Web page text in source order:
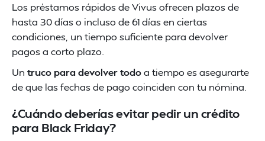
Los préstamos rápidos de Vivus ofrecen plazos de
hasta 30 días o incluso de 61 días en ciertas
condiciones, un tiempo suficiente para devolver
pagos a corto plazo.
Un truco para devolver todoa tiempo es asegurarte
de que las fechas de pago coinciden con tu nómina.
¿Cuándo deberías evitar pedir un crédito
para Black Friday?